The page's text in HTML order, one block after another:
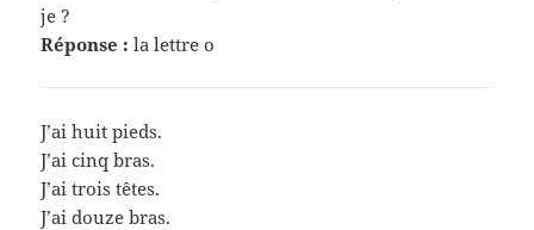
je ?
Réponse : la lettre o
J’ai huit pieds.
J’ai cinq bras.
J’ai trois têtes.
J’ai douze bras.